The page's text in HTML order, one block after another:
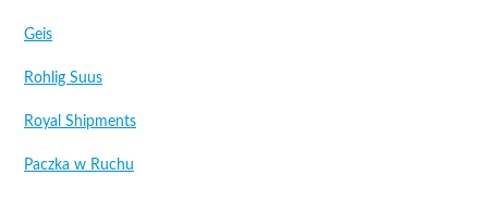
Geis
Rohlig Suus
Royal Shipments
Paczka w Ruchu